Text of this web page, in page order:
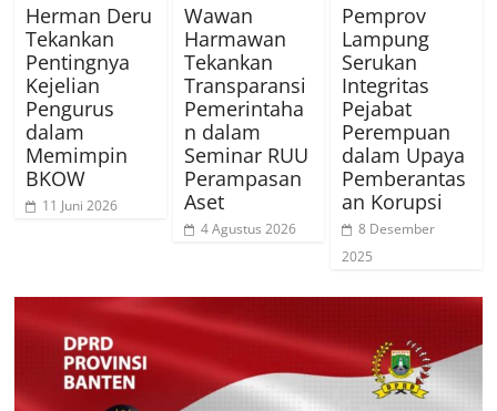
Herman Deru
Tekankan
Pentingnya
Kejelian
Pengurus
dalam
Memimpin
BKOW
11 Juni 2026
Wawan
Harmawan
Tekankan
Transparansi
Pemerintaha
n dalam
Seminar RUU
Perampasan
Aset
4 Agustus 2026
Pemprov
Lampung
Serukan
Integritas
Pejabat
Perempuan
dalam Upaya
Pemberantas
an Korupsi
8 Desember
2025